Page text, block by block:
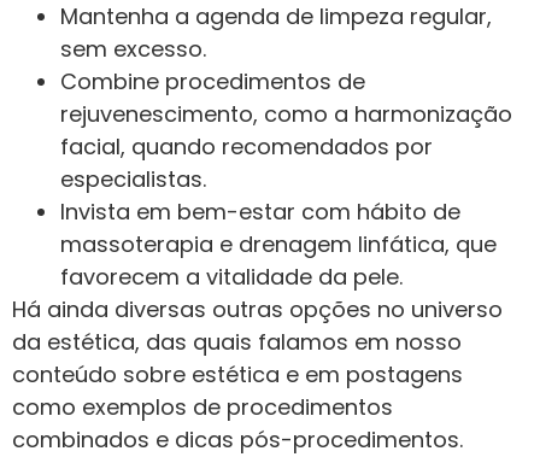
Mantenha a agenda de limpeza regular,
sem excesso.
Combine procedimentos de
rejuvenescimento, como a harmonização
facial, quando recomendados por
especialistas.
Invista em bem-estar com hábito de
massoterapia e drenagem linfática, que
favorecem a vitalidade da pele.
Há ainda diversas outras opções no universo
da estética, das quais falamos em nosso
conteúdo sobre estética e em postagens
como exemplos de procedimentos
combinados e dicas pós-procedimentos.